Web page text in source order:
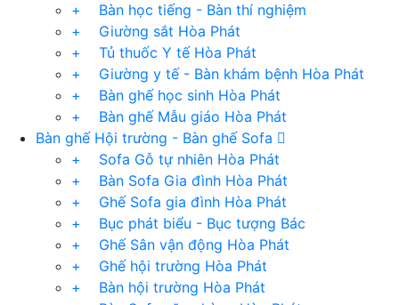
+ Bàn học tiếng - Bàn thí nghiệm
+ Giường sắt Hòa Phát
+ Tủ thuốc Y tế Hòa Phát
+ Giường y tế - Bàn khám bệnh Hòa Phát
+ Bàn ghế học sinh Hòa Phát
+ Bàn ghế Mẫu giáo Hòa Phát
Bàn ghế Hội trường - Bàn ghế Sofa
+ Sofa Gỗ tự nhiên Hòa Phát
+ Bàn Sofa Gia đình Hòa Phát
+ Ghế Sofa gia đình Hòa Phát
+ Bục phát biểu - Bục tượng Bác
+ Ghế Sân vận động Hòa Phát
+ Ghế hội trường Hòa Phát
+ Bàn hội trường Hòa Phát